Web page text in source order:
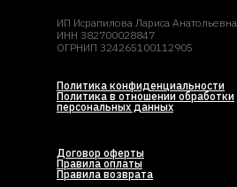
Политика конфиденциальности
Политика в отношении обработки
персональных данных
Договор оферты
Правила оплаты
Правила возврата
ИП Исрапилова Лариса Анатольевна
ИНН 382700028847
ОГРНИП 324265100112905